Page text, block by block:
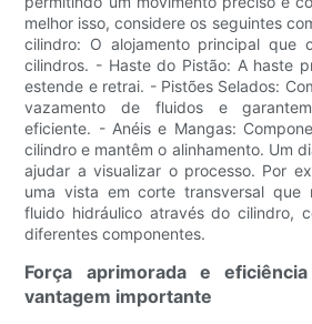
melhor isso, considere os seguintes
cilindro: O alojamento principal que
cilindros. - Haste do Pistão: A haste
estende e retrai. - Pistões Selados:
vazamento de fluidos e
eficiente. - Anéis e Mangas:
cilindro e mantêm o alinhamento. Um
ajudar a visualizar o processo. Por
uma vista em corte transversal que
fluido hidráulico através do cilindro,
diferentes componentes.
Força aprimorada e
vantagem importante